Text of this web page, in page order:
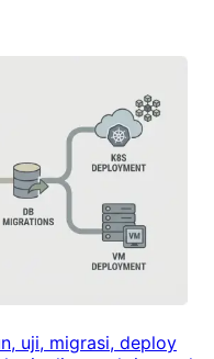
uji, migrasi, deploy